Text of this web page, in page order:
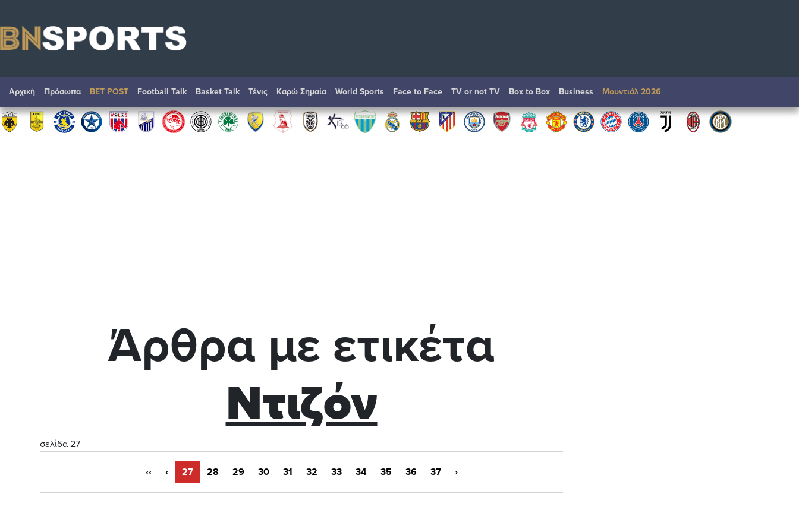
Αρχική Πρόσωπα BET POST Football Talk Basket Talk Τένις Καρώ Σημαία World Sports Face to Face TV or not TV Box to Box Βusiness Μουντιάλ 2026
Άρθρα με ετικέτα
Ντιζόν
σελίδα 27
‹‹ ‹ 27 28 29 30 31 32 33 34 35 36 37 ›